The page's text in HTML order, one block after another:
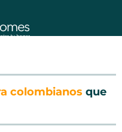
colombianos que